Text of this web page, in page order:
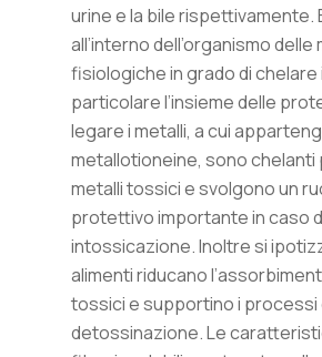
urine e la bile rispettivamente.
all’interno dell’organismo delle
fisiologiche in grado di chelare
particolare l’insieme delle
legare i metalli, a cui
metallotioneine, sono chelanti
metalli tossici e svolgono un
protettivo importante in caso
intossicazione. Inoltre si
alimenti riducano
tossici e supportino i processi
detossinazione. Le